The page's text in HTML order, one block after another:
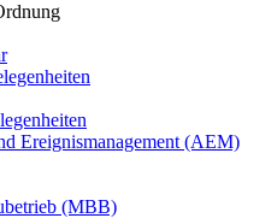
Ereignismanagement (AEM)
(MBB)